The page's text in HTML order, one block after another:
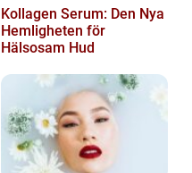
Kollagen Serum: Den Nya
Hemligheten för
Hälsosam Hud